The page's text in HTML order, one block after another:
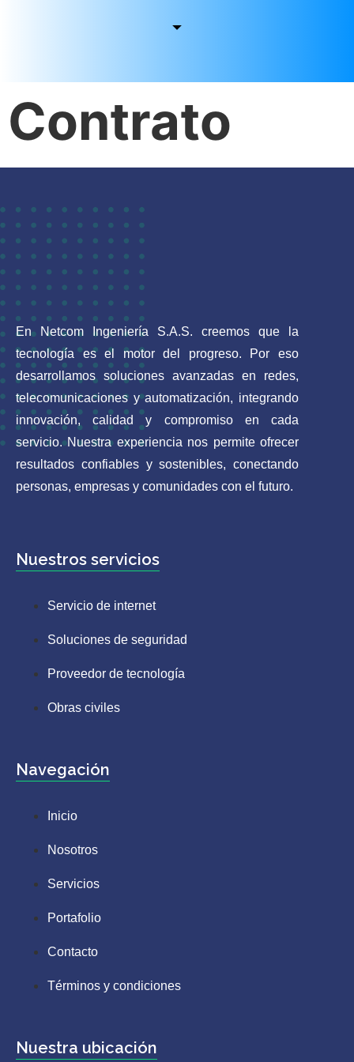
Contrato
En Netcom Ingeniería S.A.S. creemos que la
tecnología es el motor del progreso. Por eso
desarrollamos soluciones avanzadas en redes,
telecomunicaciones y automatización, integrando
innovación, calidad y compromiso en cada
servicio. Nuestra experiencia nos permite ofrecer
resultados confiables y sostenibles, conectando
personas, empresas y comunidades con el futuro.
Nuestros servicios
Servicio de internet
Soluciones de seguridad
Proveedor de tecnología
Obras civiles
Navegación
Inicio
Nosotros
Servicios
Portafolio
Contacto
Términos y condiciones
Nuestra ubicación